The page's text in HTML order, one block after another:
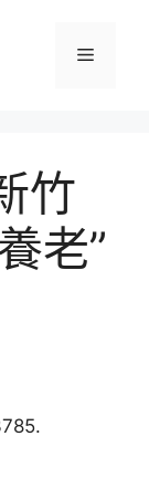
選
竹
老”